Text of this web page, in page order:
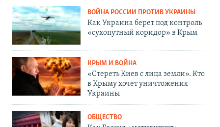
ВОЙНА РОССИИ ПРОТИВ УКРАИНЫ
Как Украина берет под контроль
«сухопутный коридор» в Крым
КРЫМ И ВОЙНА
«Стереть Киев с лица земли». Кто
в Крыму хочет уничтожения
Украины
ОБЩЕСТВО